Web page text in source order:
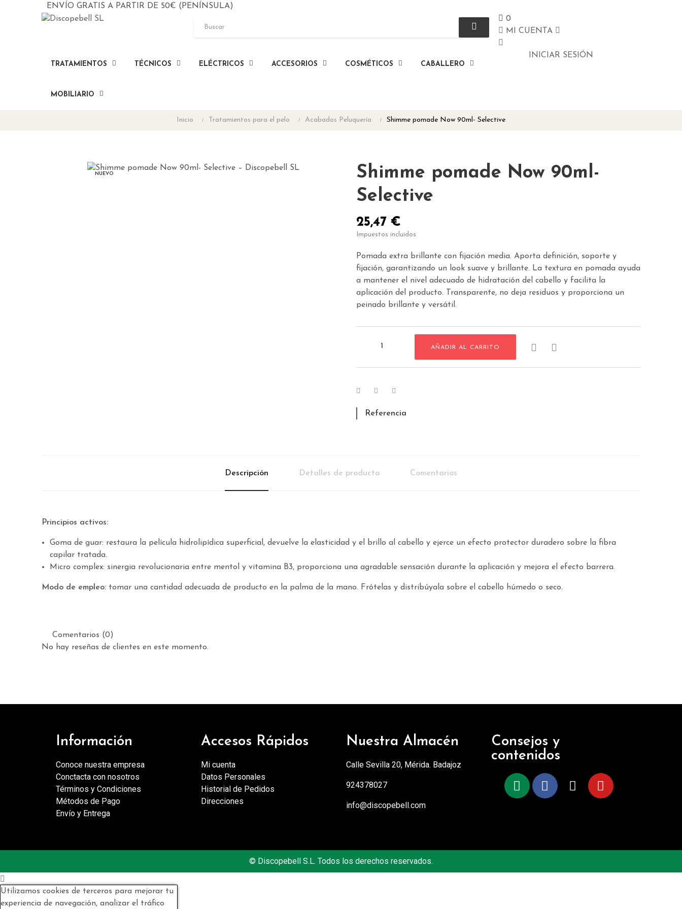
ENVÍO GRATIS A PARTIR DE 50€ (PENÍNSULA)
0
MI CUENTA
TRATAMIENTOS TÉCNICOS ELÉCTRICOS ACCESORIOS COSMÉTICOS CABALLERO
MOBILIARIO
INICIAR SESIÓN
Inicio Tratamientos para el pelo Acabados Peluquería Shimme pomade Now 90ml- Selective
NUEVO
Shimme pomade Now 90ml-
Selective
25,47 €
Impuestos incluidos
Pomada extra brillante con fijación media. Aporta definición, soporte y
fijación, garantizando un look suave y brillante. La textura en pomada ayuda
a mantener el nivel adecuado de hidratación del cabello y facilita la
aplicación del producto. Transparente, no deja residuos y proporciona un
peinado brillante y versátil.
AÑADIR AL CARRITO  
Referencia
Descripción Detalles de producto Comentarios
Principios activos:
Goma de guar: restaura la película hidrolipídica superficial, devuelve la elasticidad y el brillo al cabello y ejerce un efecto protector duradero sobre la fibra
capilar tratada.
Micro complex: sinergia revolucionaria entre mentol y vitamina B3, proporciona una agradable sensación durante la aplicación y mejora el efecto barrera.
Modo de empleo: tomar una cantidad adecuada de producto en la palma de la mano. Frótelas y distribúyala sobre el cabello húmedo o seco.
Comentarios (0)
No hay reseñas de clientes en este momento.
Información
Conoce nuestra empresa
Conctacta con nosotros
Términos y Condiciones
Métodos de Pago
Envío y Entrega
Accesos Rápidos
Mi cuenta
Datos Personales
Historial de Pedidos
Direcciones
Nuestra Almacén
Calle Sevilla 20, Mérida. Badajoz
924378027
info@discopebell.com
Consejos y
contenidos
© Discopebell S.L. Todos los derechos reservados.

Utilizamos cookies de terceros para mejorar tu
experiencia de navegación, analizar el tráfico